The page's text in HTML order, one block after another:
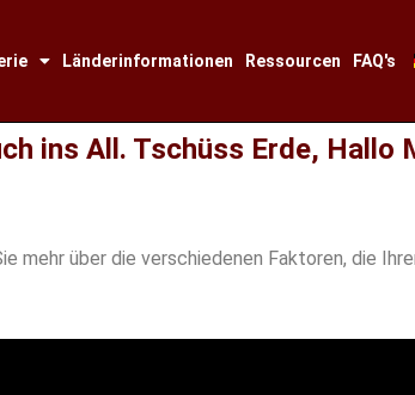
Länderinformationen Ressourcen FAQ's
ins All. Tschüss Erde, Hallo
mehr über die verschiedenen Faktoren, die